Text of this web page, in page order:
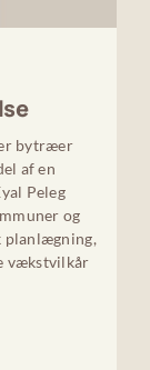
bytræer
af en
Peleg
og
planlægning,
vækstvilkår